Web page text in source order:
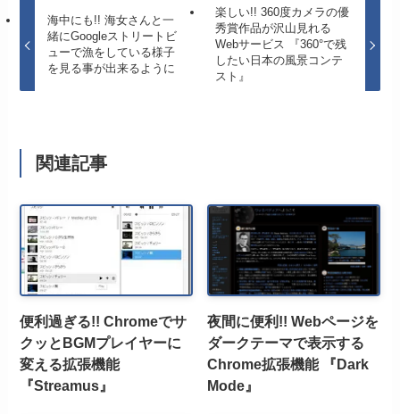
海中にも!! 海女さんと一
緒にGoogleストリートビ
ューで漁をしている様子
を見る事が出来るように
楽しい!! 360度カメラの優
秀賞作品が沢山見れる
Webサービス 『360°で残
したい日本の風景コンテ
スト』
関連記事
便利過ぎる!! Chromeでサ
クッとBGMプレイヤーに
変える拡張機能
『Streamus』
夜間に便利!! Webページを
ダークテーマで表示する
Chrome拡張機能 『Dark
Mode』